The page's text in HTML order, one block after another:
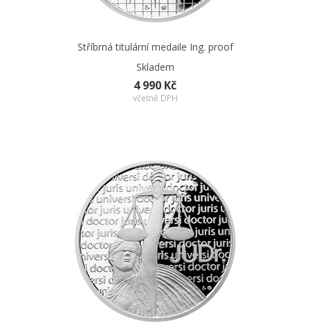
Stříbrná titulární medaile Ing. proof
Skladem
4 990 Kč
včetně DPH